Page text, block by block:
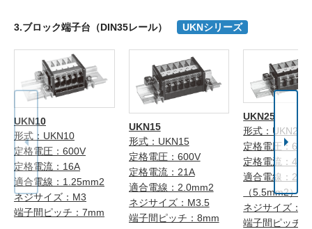
3.ブロック端子台（DIN35レール） UKNシリーズ
UKN10
形式：UKN10
定格電圧：600V
定格電流：16A
適合電線：1.25mm2
ネジサイズ：M3
端子間ピッチ：7mm
UKN15
形式：UKN15
定格電圧：600V
定格電流：21A
適合電線：2.0mm2
ネジサイズ：M3.5
端子間ピッチ：8mm
UKN25
形式：UKN25
定格電圧：
定格電流：40A
適合電線：
（5.5mm2）注
ネジサイズ：
端子間ピッチ